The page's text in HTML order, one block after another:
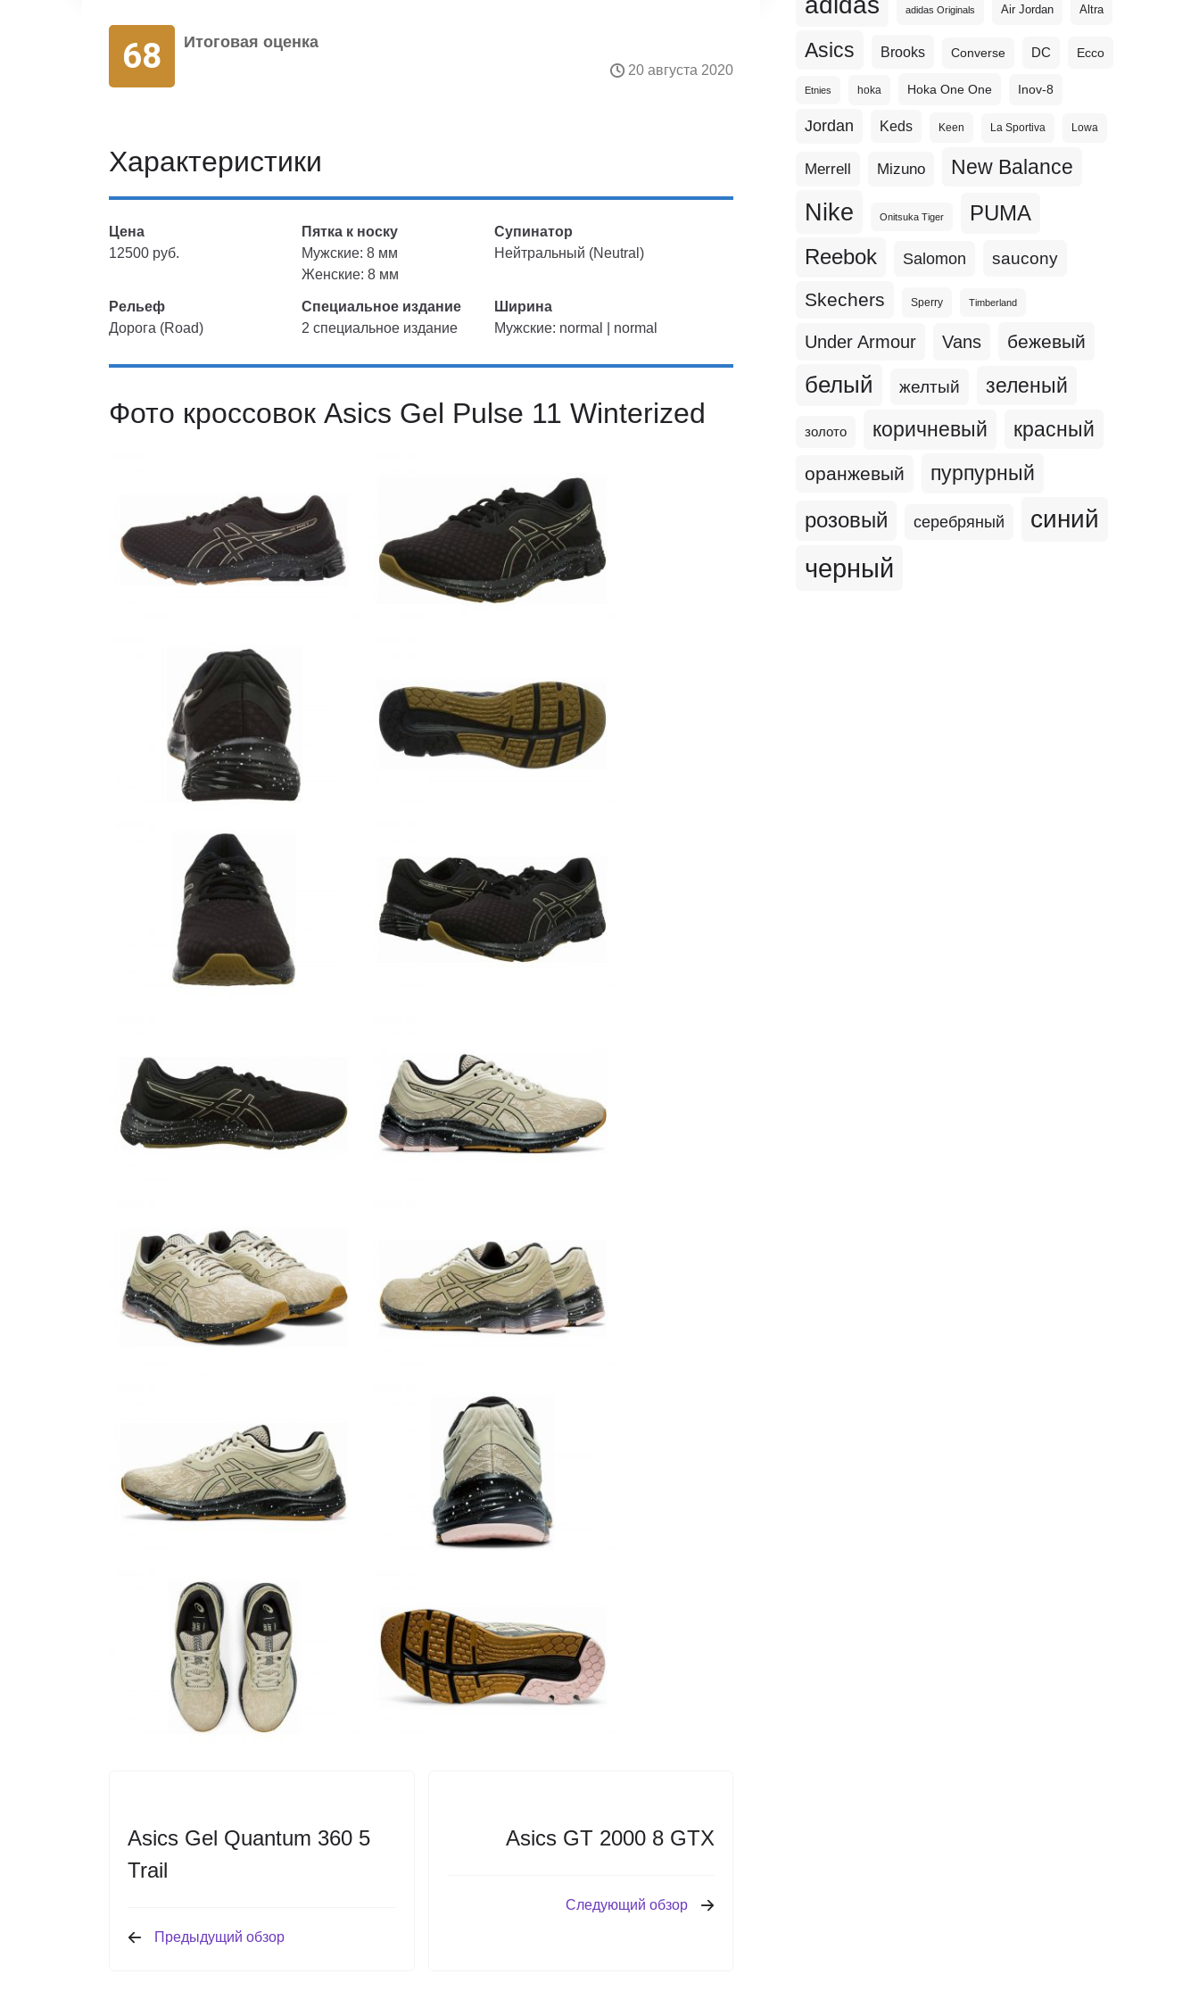
68 Итоговая оценка
20 августа 2020
Характеристики
Цена
12500 руб.
Пятка к носку
Мужские: 8 мм
Женские: 8 мм
Супинатор
Нейтральный (Neutral)
Рельеф
Дорога (Road)
Специальное издание
2 специальное издание
Ширина
Мужские: normal | normal
Фото кроссовок Asics Gel Pulse 11 Winterized
Asics Gel Quantum 360 5
Trail
Предыдущий обзор
Asics GT 2000 8 GTX
Следующий обзор
adidas Originals Air Jordan Altra
Asics Brooks Converse DC Ecco
Etnies hoka Hoka One One Inov-8
Jordan Keds Keen La Sportiva Lowa
Merrell Mizuno New Balance
Nike Onitsuka Tiger PUMA
Reebok Salomon saucony
Skechers Sperry Timberland
Under Armour Vans бежевый
белый желтый зеленый
золото коричневый красный
оранжевый пурпурный
розовый серебряный синий
черный